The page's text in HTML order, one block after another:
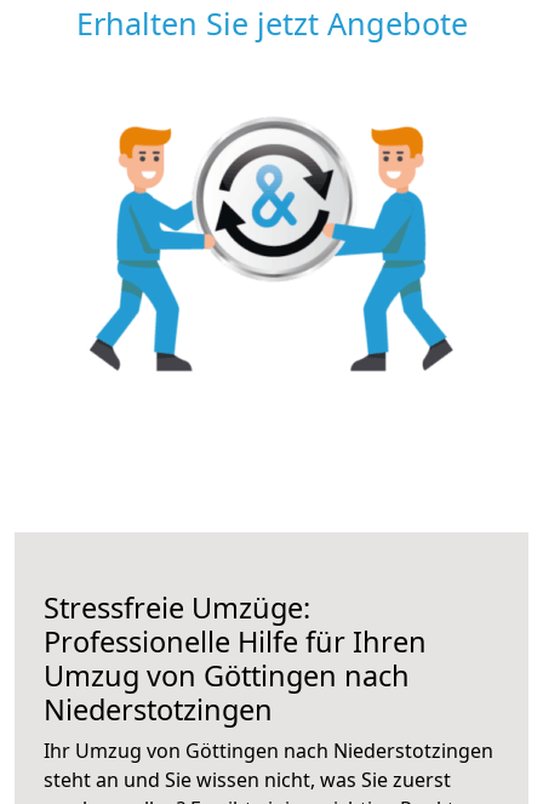
Erhalten Sie jetzt Angebote
Stressfreie Umzüge:
Professionelle Hilfe für Ihren
Umzug von Göttingen nach
Niederstotzingen
Ihr Umzug von Göttingen nach Niederstotzingen
steht an und Sie wissen nicht, was Sie zuerst